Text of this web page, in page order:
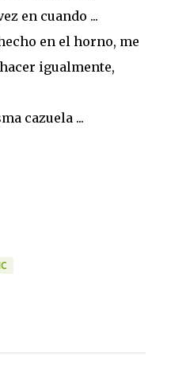
en cuando ...
en el horno, me
igualmente,
cazuela ...